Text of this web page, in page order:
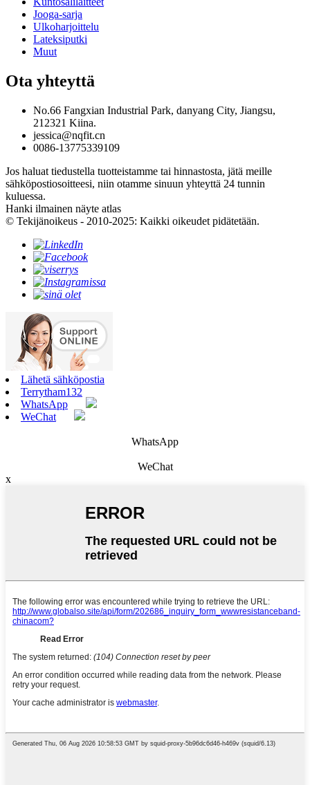
Jooga-sarja
Ulkoharjoittelu
Lateksiputki
Muut
Ota yhteyttä
No.66 Fangxian Industrial Park, danyang City, Jiangsu,
212321 Kiina.
jessica@nqfit.cn
0086-13775339109
Jos haluat tiedustella tuotteistamme tai hinnastosta, jätä meille
sähköpostiosoitteesi, niin otamme sinuun yhteyttä 24 tunnin
kuluessa.
Hanki ilmainen näyte atlas
© Tekijänoikeus - 2010-2025: Kaikki oikeudet pidätetään.
Lähetä sähköpostia
Terrytham132
WhatsApp
WeChat
WhatsApp
WeChat
x